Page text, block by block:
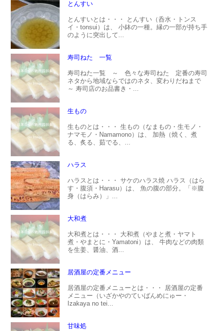
とんすい
とんすいとは・・・ とんすい（呑水・トンス
イ・tonsui）は、 小鉢の一種。縁の一部が持ち手
のように突出して...
寿司ねた 一覧
寿司ねた一覧 ～ 色々な寿司ねた 定番の寿司
ネタから地域ならではのネタ、変わりだねまで
～ 寿司店のお品書き・...
生もの
生ものとは・・・ 生もの（なまもの・生モノ・
ナマモノ・Namamono）は、 加熱（焼く、煮
る、炙る、茹でる、...
ハラス
ハラスとは・・・ サケのハラス焼 ハラス（はら
す・腹須・Harasu）は、 魚の腹の部分。「※腹
身（はらみ）」...
大和煮
大和煮とは・・・ 大和煮（やまと煮・ヤマト
煮・やまとに・Yamatoni）は、 牛肉などの肉類
を生姜、醤油、酒...
居酒屋の定番メニュー
居酒屋の定番メニューとは・・・ 居酒屋の定番
メニュー（いざかやのていばんめにゅー・
Izakaya no tei...
甘味処